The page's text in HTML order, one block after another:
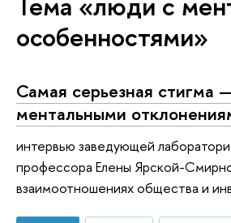
особенностями»
Самая серьезная стигма
ментальными
интервью заведующей
профессора Елены Ярской-
взаимоотношениях общества и